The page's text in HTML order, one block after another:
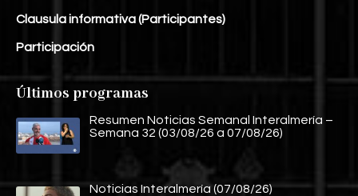
Clausula informativa (Participantes)
Participación
Últimos programas
Resumen Noticias Semanal Interalmería –
Semana 32 (03/08/26 a 07/08/26)
Noticias Interalmería (07/08/26)